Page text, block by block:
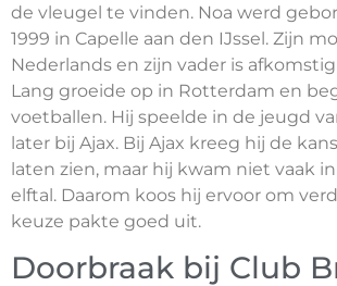
de vleugel te vinden. Noa werd
1999 in Capelle aan den IJssel. Zijn
Nederlands en zijn vader is
Lang groeide op in Rotterdam en
voetballen. Hij speelde in de jeugd
later bij Ajax. Bij Ajax kreeg hij de
laten zien, maar hij kwam niet vaak
elftal. Daarom koos hij ervoor om
keuze pakte goed uit.
Doorbraak bij Club